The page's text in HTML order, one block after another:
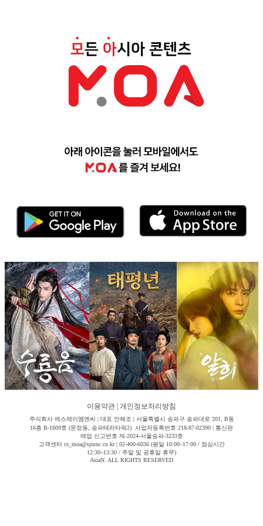
이용약관 개인정보처리방침
주식회사 에스제이엠엔씨 | 대표 안해조 | 서울특별시 송파구 송파대로 201, B동
16층 B-1609호 (문정동, 송파테라타워2) 사업자등록번호 218-87-02390 | 통신판
매업 신고번호 제-2024-서울송파-3233호
고객센터 cs_moa@sjmnc.co.kr | 02-400-6036 (평일 10:00~17:00 / 점심시간
12:30~13:30 / 주말 및 공휴일 휴무)
AsiaN. ALL RIGHTS RESERVED